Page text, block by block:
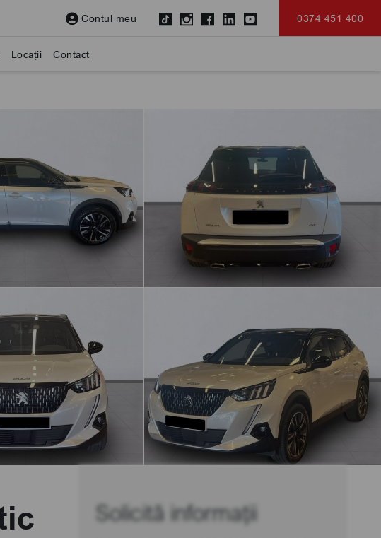
Contul meu 0374 451 400
Locații Contact
Solicită informații